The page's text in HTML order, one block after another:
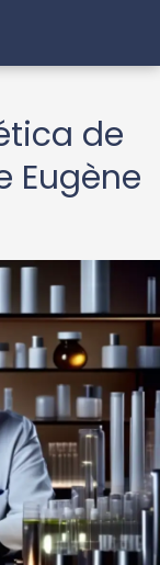
de
Eugène